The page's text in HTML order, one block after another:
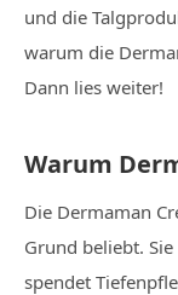
und die
warum die
Dann lies weiter!
Warum
Die Dermaman
Grund beliebt.
spendet